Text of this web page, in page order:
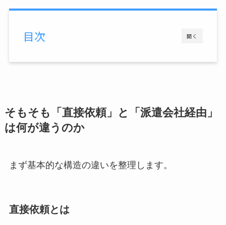
開く
目次
そもそも「直接依頼」と「派遣会社経由」
は何が違うのか
まず基本的な構造の違いを整理します。
直接依頼とは